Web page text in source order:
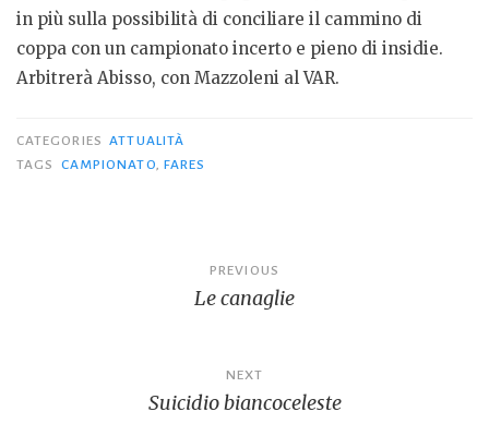
in più sulla possibilità di conciliare il cammino di
coppa con un campionato incerto e pieno di insidie.
Arbitrerà Abisso, con Mazzoleni al VAR.
CATEGORIES ATTUALITÀ
TAGS
CAMPIONATO FARES
PREVIOUS
Le canaglie
NEXT
Suicidio biancoceleste